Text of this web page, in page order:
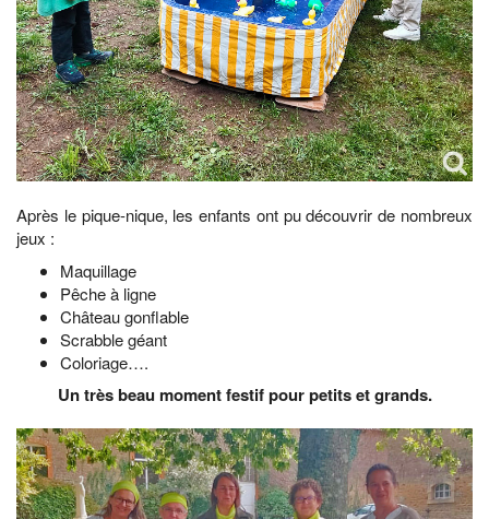
Après le pique-nique, les enfants ont pu découvrir de nombreux
jeux :
Maquillage
Pêche à ligne
Château gonflable
Scrabble géant
Coloriage….
Un très beau moment festif pour petits et grands.